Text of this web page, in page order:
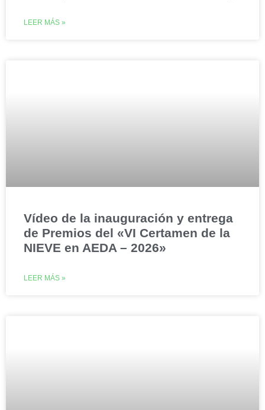
LEER MÁS »
Vídeo de la inauguración y entrega
de Premios del «VI Certamen de la
NIEVE en AEDA – 2026»
LEER MÁS »